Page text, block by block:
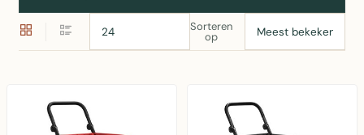
Sorteren
op